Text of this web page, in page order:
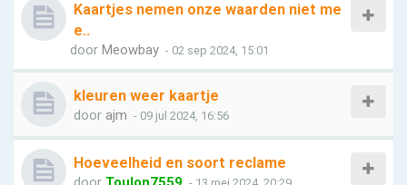
Kaartjes nemen onze waarden niet me
e..
door Meowbay - 02 sep 2024, 15:01
kleuren weer kaartje
door ajm - 09 jul 2024, 16:56
Hoeveelheid en soort reclame